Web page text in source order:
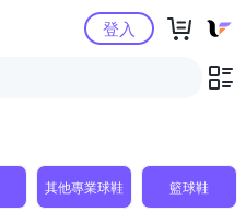
Yahoo購物中心登入
其他專業球鞋 籃球鞋